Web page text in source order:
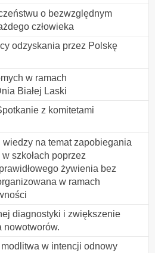
o bezwzględnym
człowieka
odzyskania przez Polskę
w ramach
Białej Laski
z komitetami
na temat zapobiegania
szkołach poprzez
żywienia bez
w ramach
diagnostyki i zwiększenie
nowotworów.
w intencji odnowy